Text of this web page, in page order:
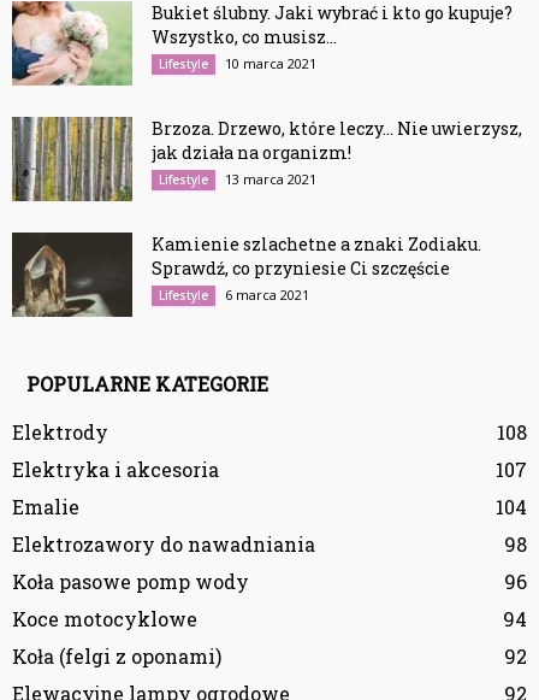
Bukiet ślubny. Jaki wybrać i kto go kupuje?
Wszystko, co musisz...
Lifestyle 10 marca 2021
Brzoza. Drzewo, które leczy… Nie uwierzysz,
jak działa na organizm!
Lifestyle 13 marca 2021
Kamienie szlachetne a znaki Zodiaku.
Sprawdź, co przyniesie Ci szczęście
Lifestyle 6 marca 2021
POPULARNE KATEGORIE
Elektrody
108
Elektryka i akcesoria
107
Emalie
104
Elektrozawory do nawadniania
98
Koła pasowe pomp wody
96
Koce motocyklowe
94
Koła (felgi z oponami)
92
Elewacyjne lampy ogrodowe
92